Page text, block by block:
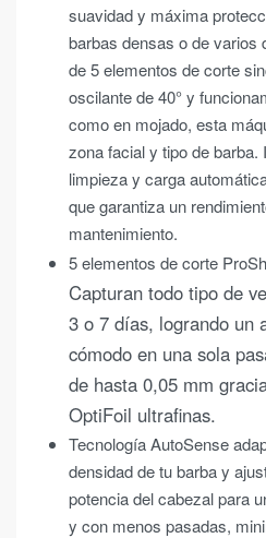
suavidad y máxima
barbas densas o de varios
de 5 elementos de corte
oscilante de 40° y
como en mojado, esta
zona facial y tipo de
limpieza y carga
que garantiza un
mantenimiento.
5 elementos de corte
Capturan todo tipo de
3 o 7 días, logrando un
cómodo en una sola
de hasta 0,05 mm
OptiFoil ultrafinas.
Tecnología AutoSense
densidad de tu barba y
potencia del cabezal para
y con menos pasadas,